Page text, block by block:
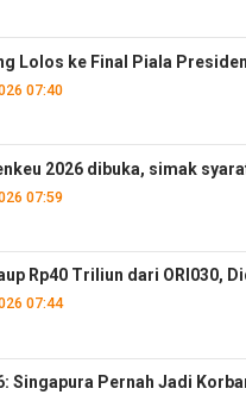
Lolos ke Final Piala
07:40
2026 dibuka, simak
07:59
Rp40 Triliun dari ORI030,
07:44
Singapura Pernah Jadi